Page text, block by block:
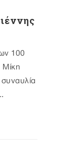
100
Μίκη